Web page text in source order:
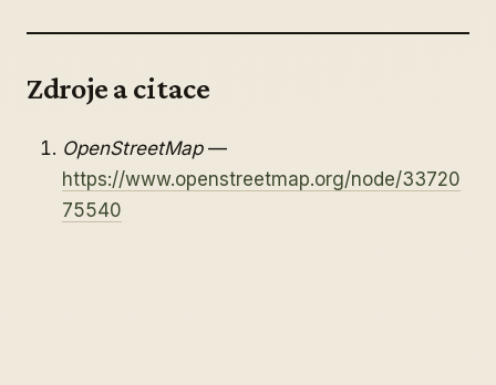
Zdroje a citace
OpenStreetMap—
https://www.openstreetmap.org/node/33720
75540